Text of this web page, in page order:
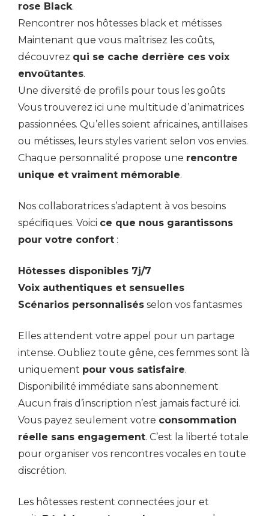
rose Black.
Rencontrer nos hôtesses black et métisses
Maintenant que vous maîtrisez les coûts,
découvrez qui se cache derrière ces voix
envoûtantes.
Une diversité de profils pour tous les goûts
Vous trouverez ici une multitude d’animatrices
passionnées. Qu’elles soient africaines, antillaises
ou métisses, leurs styles varient selon vos envies.
Chaque personnalité propose une rencontre
unique et vraiment mémorable.
Nos collaboratrices s’adaptent à vos besoins
spécifiques. Voici ce que nous garantissons
pour votre confort :
Hôtesses disponibles 7j/7
Voix authentiques et sensuelles
Scénarios personnalisés selon vos fantasmes
Elles attendent votre appel pour un partage
intense. Oubliez toute gêne, ces femmes sont là
uniquement pour vous satisfaire.
Disponibilité immédiate sans abonnement
Aucun frais d’inscription n’est jamais facturé ici.
Vous payez seulement votre consommation
réelle sans engagement. C’est la liberté totale
pour organiser vos rencontres vocales en toute
discrétion.
Les hôtesses restent connectées jour et